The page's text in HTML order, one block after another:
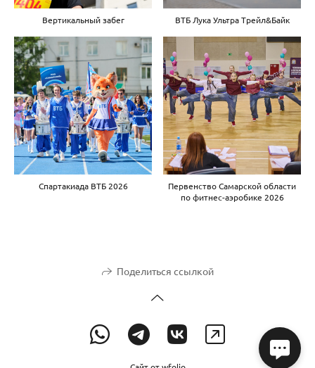
Вертикальный забег ВТБ Лука Ультра Трейл&Байк
Спартакиада ВТБ 2026
Первенство Самарской области
по фитнес-аэробике 2026
Поделиться ссылкой